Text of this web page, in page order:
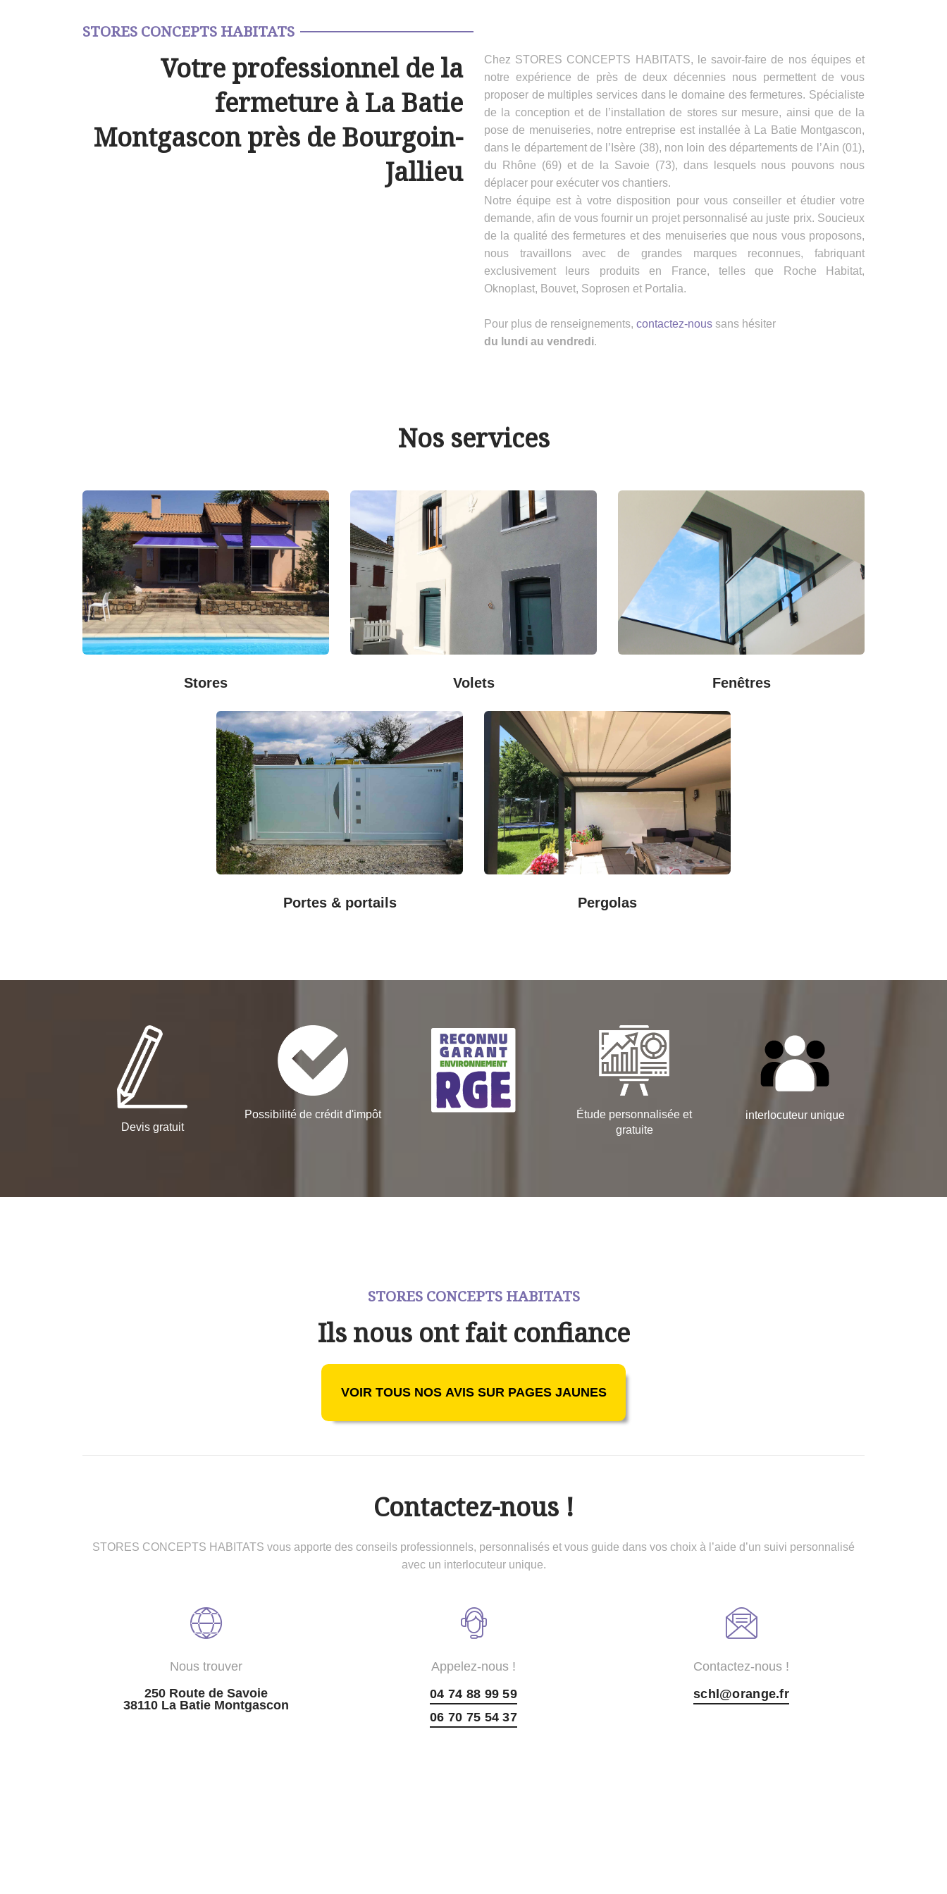
STORES CONCEPTS HABITATS
Votre professionnel de la
fermeture à La Batie
Montgascon près de Bourgoin-
Jallieu
Chez STORES CONCEPTS HABITATS, le savoir-faire de nos équipes et
notre expérience de près de deux décennies nous permettent de vous
proposer de multiples services dans le domaine des fermetures. Spécialiste
de la conception et de l’installation de stores sur mesure, ainsi que de la
pose de menuiseries, notre entreprise est installée à La Batie Montgascon,
dans le département de l’Isère (38), non loin des départements de l’Ain (01),
du Rhône (69) et de la Savoie (73), dans lesquels nous pouvons nous
déplacer pour exécuter vos chantiers.
Notre équipe est à votre disposition pour vous conseiller et étudier votre
demande, afin de vous fournir un projet personnalisé au juste prix. Soucieux
de la qualité des fermetures et des menuiseries que nous vous proposons,
nous travaillons avec de grandes marques reconnues, fabriquant
exclusivement leurs produits en France, telles que Roche Habitat,
Oknoplast, Bouvet, Soprosen et Portalia.
Pour plus de renseignements, contactez-nous sans hésiter
du lundi au vendredi.
Nos services
Stores Volets Fenêtres
Portes & portails Pergolas
Devis gratuit
Possibilité de crédit d'impôt
Étude personnalisée et
gratuite
interlocuteur unique
STORES CONCEPTS HABITATS
Ils nous ont fait confiance
VOIR TOUS NOS AVIS SUR PAGES JAUNES
Contactez-nous !
STORES CONCEPTS HABITATS vous apporte des conseils professionnels, personnalisés et vous guide dans vos choix à l’aide d’un suivi personnalisé
avec un interlocuteur unique.
Nous trouver
250 Route de Savoie
38110 La Batie Montgascon
Appelez-nous !
04 74 88 99 59
06 70 75 54 37
Contactez-nous !
schl@orange.fr